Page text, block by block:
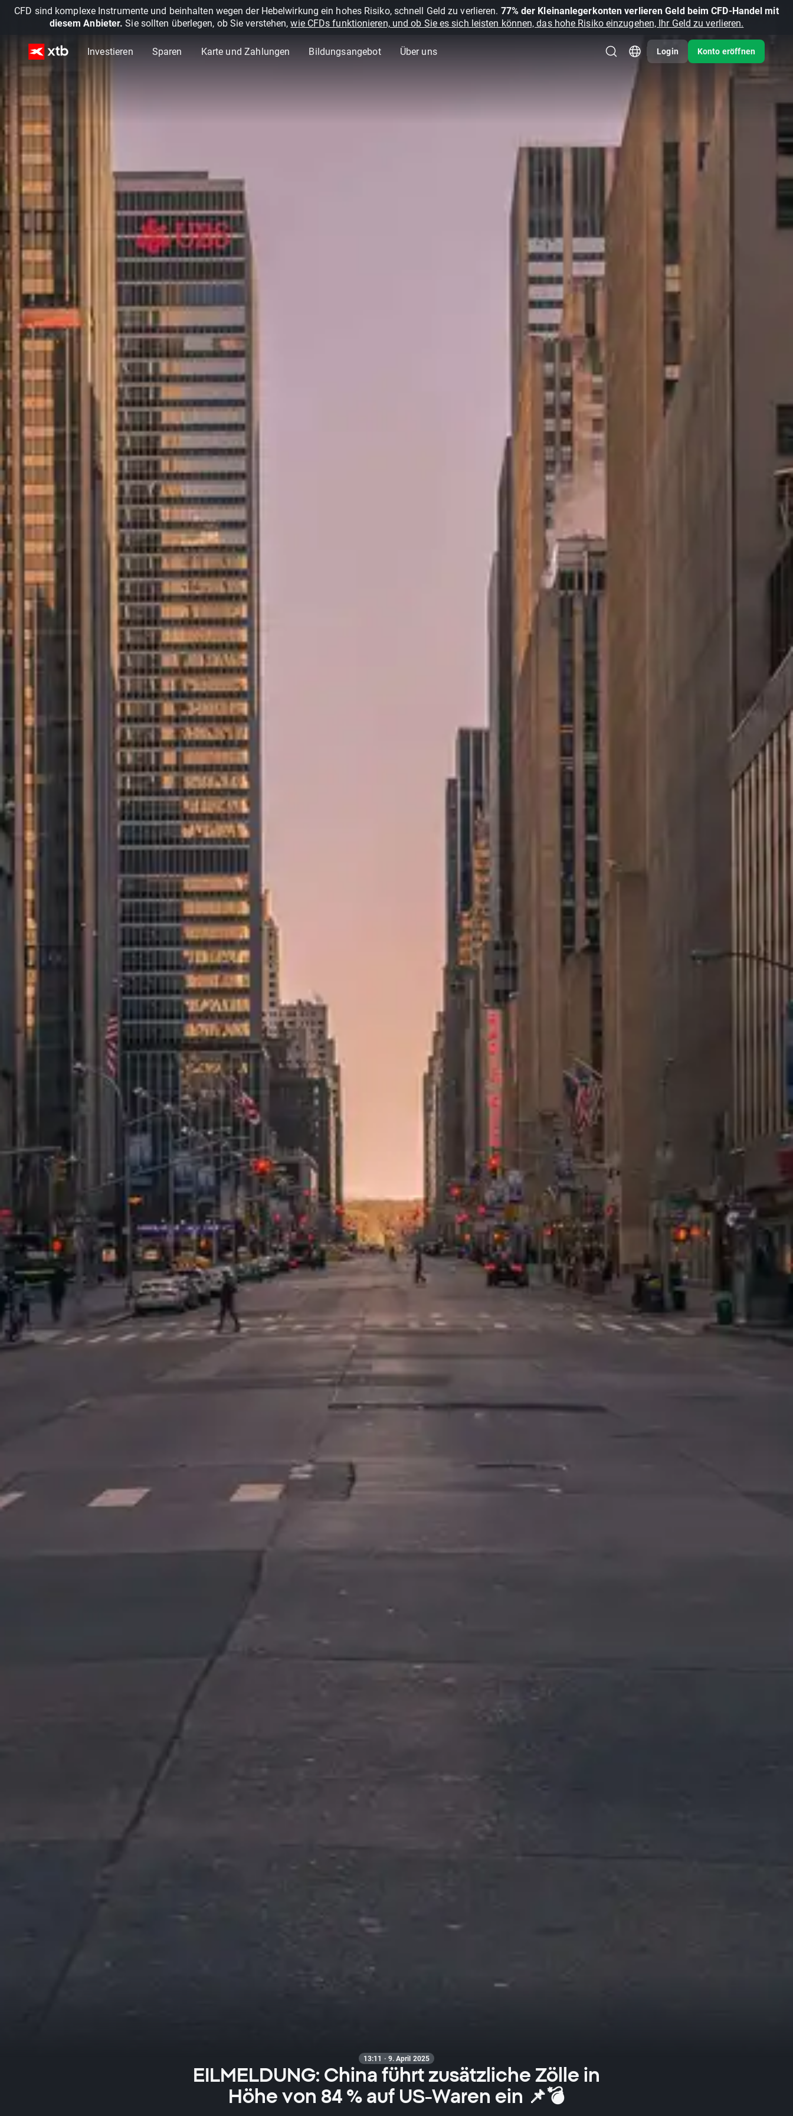
CFD sind komplexe Instrumente und beinhalten wegen der Hebelwirkung ein hohes Risiko, schnell Geld zu verlieren. 77% der Kleinanlegerkonten verlieren Geld beim CFD-Handel mit
diesem Anbieter. Sie sollten überlegen, ob Sie verstehen,wie CFDs funktionieren, und ob Sie es sich leisten können, das hohe Risiko einzugehen, Ihr Geld zu verlieren.
Investieren Sparen Karte und Zahlungen Bildungsangebot Über uns Login Konto eröffnen
13:11 · 9. April 2025
EILMELDUNG: China führt zusätzliche Zölle in
Höhe von 84 % auf US-Waren ein 📌💣